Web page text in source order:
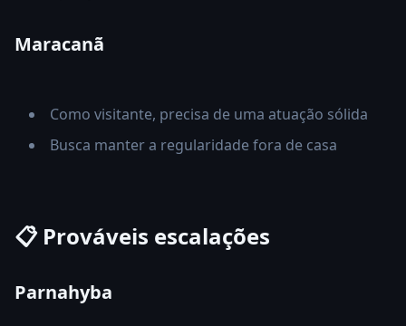
Maracanã
Como visitante, precisa de uma atuação sólida
Busca manter a regularidade fora de casa
📋 Prováveis escalações
Parnahyba